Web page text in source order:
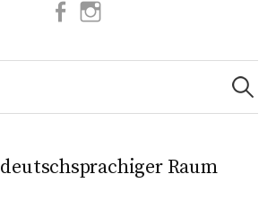
Facebook
Suchen
nach:
deutschsprachiger Raum